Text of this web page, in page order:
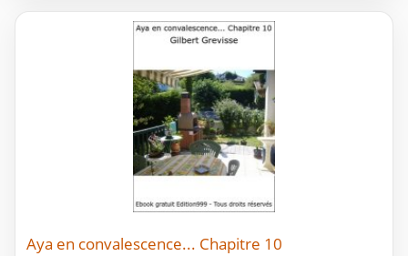
Aya en convalescence... Chapitre 10